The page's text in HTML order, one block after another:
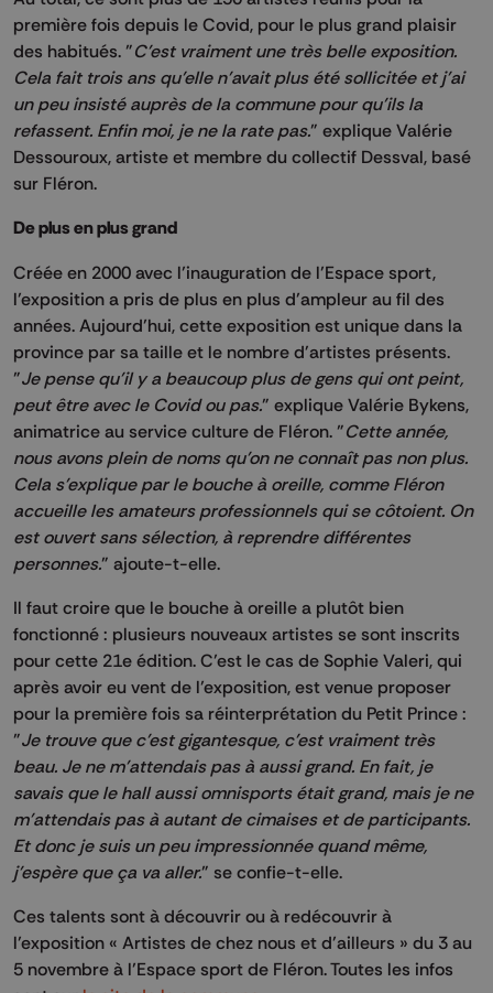
première fois depuis le Covid, pour le plus grand plaisir
des habitués. "C'est vraiment une très belle exposition.
Cela fait trois ans qu’elle n'avait plus été sollicitée et j'ai
un peu insisté auprès de la commune pour qu’ils la
refassent. Enfin moi, je ne la rate pas." explique Valérie
Dessouroux, artiste et membre du collectif Dessval, basé
sur Fléron.
De plus en plus grand
Créée en 2000 avec l’inauguration de l’Espace sport,
l’exposition a pris de plus en plus d’ampleur au fil des
années. Aujourd’hui, cette exposition est unique dans la
province par sa taille et le nombre d'artistes présents.
"Je pense qu'il y a beaucoup plus de gens qui ont peint,
peut être avec le Covid ou pas." explique Valérie Bykens,
animatrice au service culture de Fléron. "Cette année,
nous avons plein de noms qu'on ne connaît pas non plus.
Cela s'explique par le bouche à oreille, comme Fléron
accueille les amateurs professionnels qui se côtoient. On
est ouvert sans sélection, à reprendre différentes
personnes." ajoute-t-elle.
Il faut croire que le bouche à oreille a plutôt bien
fonctionné : plusieurs nouveaux artistes se sont inscrits
pour cette 21e édition. C’est le cas de Sophie Valeri, qui
après avoir eu vent de l’exposition, est venue proposer
pour la première fois sa réinterprétation du Petit Prince :
"Je trouve que c'est gigantesque, c'est vraiment très
beau. Je ne m'attendais pas à aussi grand. En fait, je
savais que le hall aussi omnisports était grand, mais je ne
m'attendais pas à autant de cimaises et de participants.
Et donc je suis un peu impressionnée quand même,
j'espère que ça va aller." se confie-t-elle.
Ces talents sont à découvrir ou à redécouvrir à
l’exposition « Artistes de chez nous et d’ailleurs » du 3 au
5 novembre à l’Espace sport de Fléron. Toutes les infos